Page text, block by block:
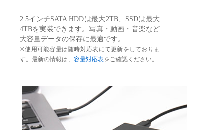
2.5インチSATA HDDは最大2TB、SSDは最大
4TBを実装できます。写真・動画・音楽など
大容量データの保存に最適です。
※使用可能容量は随時対応表にて更新をしておりま
す。最新の情報は、 容量対応表をご確認ください。